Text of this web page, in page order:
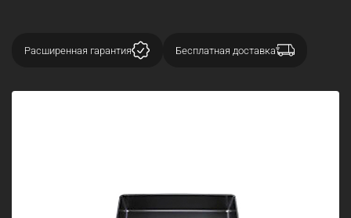
Расширенная гарантия Бесплатная доставка